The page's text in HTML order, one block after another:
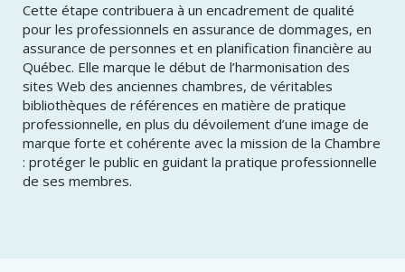
Cette étape contribuera à un encadrement de qualité
pour les professionnels en assurance de dommages, en
assurance de personnes et en planification financière au
Québec. Elle marque le début de l’harmonisation des
sites Web des anciennes chambres, de véritables
bibliothèques de références en matière de pratique
professionnelle, en plus du dévoilement d’une image de
marque forte et cohérente avec la mission de la Chambre
: protéger le public en guidant la pratique professionnelle
de ses membres.